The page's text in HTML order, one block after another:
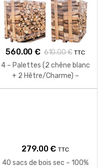
560.00€ 610.00€ TTC
4 – Palettes (2 chêne blanc
+ 2 Hêtre/Charme) –
Bûches de 40 cm
279.00€ TTC
40 sacs de bois sec – 100%